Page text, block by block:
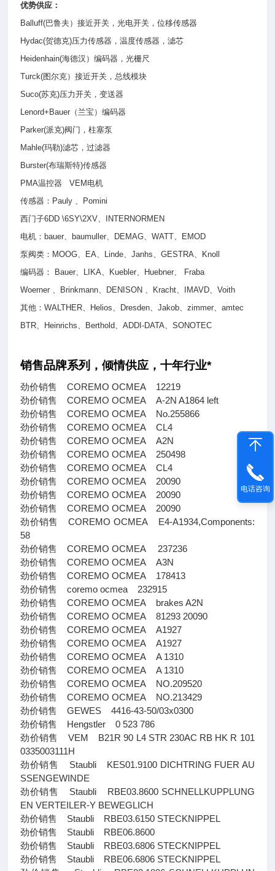
优势供应：
Balluff(巴鲁夫）接近开关，光电开关，位移传感器
Hydac(贺德克)压力传感器，温度传感器，滤芯
Heidenhain(海德汉）编码器，光栅尺
Turck(图尔克）接近开关，总线模块
Suco(苏克)压力开关，变送器
Lenord+Bauer （兰宝）编码器
Parker(派克)阀门，柱塞泵
Mahle(玛勒)滤芯，过滤器
Burster(布瑞斯特)传感器
PMA温控器 VEM 电机
传感器： Pauly 、
Pomini
西门子6DD \6SY\2XV、
INTERNORMEN
电机： bauer、 baumuller、 DEMAG、WATT、
EMOD
泵阀类： MOOG、 EA、 Linde、Janhs、GESTRA、
Knoll
编码器：
Bauer、 LIKA、 Kuebler、 Huebner、
Fraba
Woerner 、 Brinkmann、 DENISON 、 Kracht、 IMAVD、Voith
其他：WALTHER、 Helios、 Dresden、Jakob、zimmer、amtec
BTR、 Heinrichs、 Berthold、ADDI-DATA、SONOTEC
销售品牌系列，倾情供应，十年行业*
劲价销售 COREMO OCMEA 12219
劲价销售 COREMO OCMEA A-2N A1864 left
劲价销售 COREMO OCMEA No.255866
劲价销售 COREMO OCMEA CL4
劲价销售 COREMO OCMEA A2N
劲价销售 COREMO OCMEA 250498
劲价销售 COREMO OCMEA CL4
劲价销售 COREMO OCMEA 20090
劲价销售 COREMO OCMEA 20090
劲价销售 COREMO OCMEA 20090
劲价销售 COREMO OCMEA E4-A1934,Components:
58
劲价销售 COREMO OCMEA 237236
劲价销售 COREMO OCMEA A3N
劲价销售 COREMO OCMEA 178413
劲价销售 coremo ocmea 232915
劲价销售 COREMO OCMEA brakes A2N
劲价销售 COREMO OCMEA 81293 20090
劲价销售 COREMO OCMEA A1927
劲价销售 COREMO OCMEA A1927
劲价销售 COREMO OCMEA A 1310
劲价销售 COREMO OCMEA A 1310
劲价销售 COREMO OCMEA NO.209520
劲价销售 COREMO OCMEA NO.213429
劲价销售 GEWES 4416-43-50/03x0300
劲价销售 Hengstler 0 523 786
劲价销售 VEM B21R 90 L4 STR 230AC RB HK R 101
0335003111H
劲价销售 Staubli KES01.9100 DICHTRING FUER AU
SSENGEWINDE
劲价销售 Staubli RBE03.8600 SCHNELLKUPPLUNG
EN VERTEILER-Y BEWEGLICH
劲价销售 Staubli RBE03.6150 STECKNIPPEL
劲价销售 Staubli RBE06.8600
劲价销售 Staubli RBE03.6806 STECKNIPPEL
劲价销售 Staubli RBE06.6806 STECKNIPPEL
电话咨询